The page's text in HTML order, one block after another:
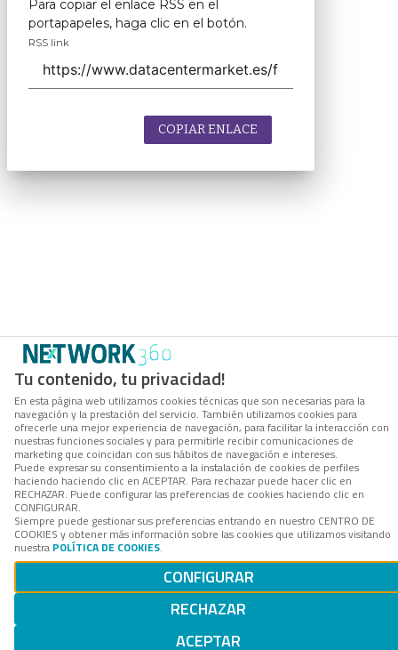
Tu contenido, tu privacidad!
En esta página web utilizamos cookies técnicas que son necesarias para la
navegación y la prestación del servicio. También utilizamos cookies para
ofrecerle una mejor experiencia de navegación, para facilitar la interacción con
nuestras funciones sociales y para permitirle recibir comunicaciones de
marketing que coincidan con sus hábitos de navegación e intereses.
Puede expresar su consentimiento a la instalación de cookies de perfiles
haciendo haciendo clic en ACEPTAR. Para rechazar puede hacer clic en
RECHAZAR. Puede configurar las preferencias de cookies haciendo clic en
CONFIGURAR.
Siempre puede gestionar sus preferencias entrando en nuestro CENTRO DE
COOKIES y obtener más información sobre las cookies que utilizamos visitando
nuestra POLÍTICA DE COOKIES.
CONFIGURAR
RECHAZAR
ACEPTAR
Para copiar el enlace RSS en el
portapapeles, haga clic en el botón.
RSS link
COPIAR ENLACE